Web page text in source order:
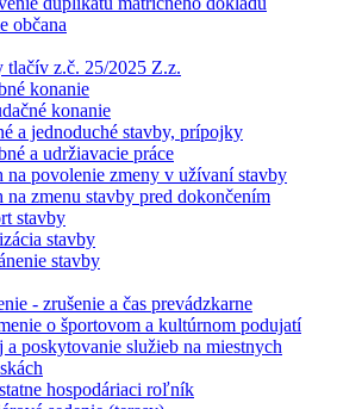
občana
tlačív z.č. 25/2025 Z.z.
konanie
konanie
a jednoduché stavby, prípojky
a udržiavacie práce
na povolenie zmeny v užívaní stavby
na zmenu stavby pred dokončením
stavby
stavby
stavby
- zrušenie a čas prevádzkarne
o športovom a kultúrnom podujatí
a poskytovanie služieb na miestnych
hospodáriaci roľník